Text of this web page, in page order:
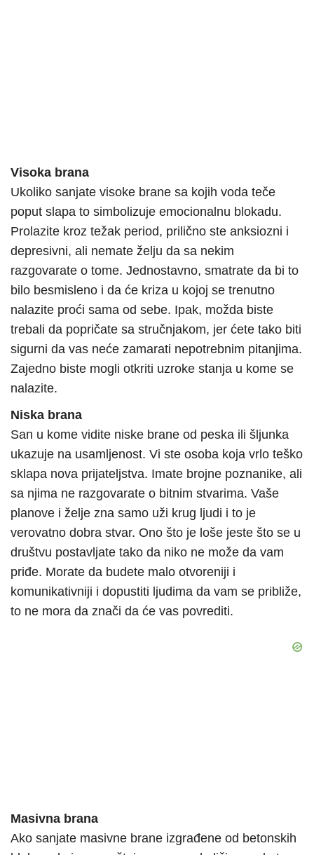
Visoka brana
Ukoliko sanjate visoke brane sa kojih voda teče
poput slapa to simbolizuje emocionalnu blokadu.
Prolazite kroz težak period, prilično ste anksiozni i
depresivni, ali nemate želju da sa nekim
razgovarate o tome. Jednostavno, smatrate da bi to
bilo besmisleno i da će kriza u kojoj se trenutno
nalazite proći sama od sebe. Ipak, možda biste
trebali da popričate sa stručnjakom, jer ćete tako biti
sigurni da vas neće zamarati nepotrebnim pitanjima.
Zajedno biste mogli otkriti uzroke stanja u kome se
nalazite.
Niska brana
San u kome vidite niske brane od peska ili šljunka
ukazuje na usamljenost. Vi ste osoba koja vrlo teško
sklapa nova prijateljstva. Imate brojne poznanike, ali
sa njima ne razgovarate o bitnim stvarima. Vaše
planove i želje zna samo uži krug ljudi i to je
verovatno dobra stvar. Ono što je loše jeste što se u
društvu postavljate tako da niko ne može da vam
priđe. Morate da budete malo otvoreniji i
komunikativniji i dopustiti ljudima da vam se približe,
to ne mora da znači da će vas povrediti.
Masivna brana
Ako sanjate masivne brane izgrađene od betonskih